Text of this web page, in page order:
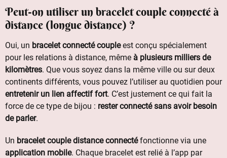
Peut-on utiliser un bracelet couple connecté à
distance (longue distance) ?
Oui, un bracelet connecté coupleest conçu spécialement
pour les relations à distance, même à plusieurs milliers de
kilomètres. Que vous soyez dans la même ville ou sur deux
continents différents, vous pouvez l’utiliser au quotidien pour
entretenir un lien affectif fort. C’est justement ce qui fait la
force de ce type de bijou : rester connecté sans avoir besoin
de parler.
Un bracelet couple distance connectéfonctionne via une
application mobile. Chaque bracelet est relié à l’app par